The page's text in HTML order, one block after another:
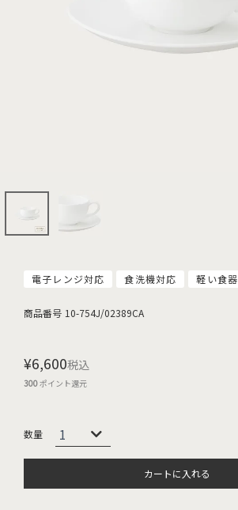
電子レンジ対応 食洗機対応 軽い食器
商品番号 10-754J/02389CA
¥6,600税込
300ポイント還元
カートに入れる